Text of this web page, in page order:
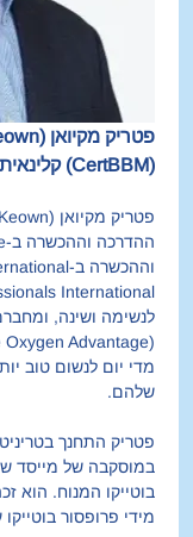
(CertBBM) קלינאית תקשורת M.A
לנשימה ושינה,
מדי יום לנשום טוב
שלהם.
פטריק התחנך
במוסקבה של מייסד
בוטייקו המנוח. הוא
מידי פרופסור